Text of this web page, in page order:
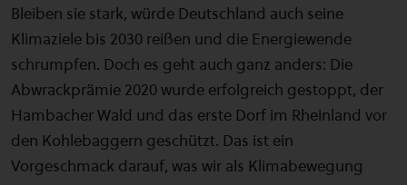
Bleiben sie stark, würde Deutschland auch seine
Klimaziele bis 2030 reißen und die Energiewende
schrumpfen. Doch es geht auch ganz anders: Die
Abwrackprämie 2020 wurde erfolgreich gestoppt, der
Hambacher Wald und das erste Dorf im Rheinland vor
den Kohlebaggern geschützt. Das ist ein
Vorgeschmack darauf, was wir als Klimabewegung